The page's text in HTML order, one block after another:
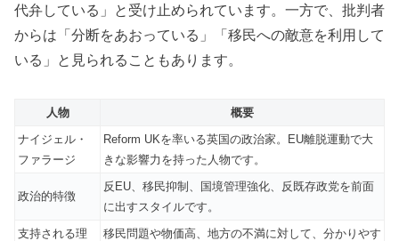
代弁している」と受け止められています。一方で、批判者
からは「分断をあおっている」「移民への敵意を利用して
いる」と見られることもあります。
人物
概要
ナイジェル・
ファラージ
Reform UKを率いる英国の政治家。EU離脱運動で大
きな影響力を持った人物です。
政治的特徴
反EU、移民抑制、国境管理強化、反既存政党を前面
に出すスタイルです。
支持される理
移民問題や物価高、地方の不満に対して、分かりやす